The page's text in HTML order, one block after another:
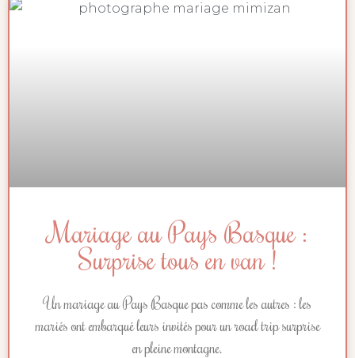
Mariage au Pays Basque :
Surprise tous en van !
Un mariage au Pays Basque pas comme les autres : les
mariés ont embarqué leurs invités pour un road trip surprise
en pleine montagne.